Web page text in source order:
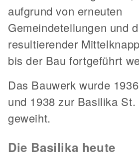
aufgrund von erneuten
Gemeindeteilungen und
resultierender
bis der Bau fortgeführt
Das Bauwerk wurde
und 1938 zur Basilika
geweiht.
Die Basilika heute